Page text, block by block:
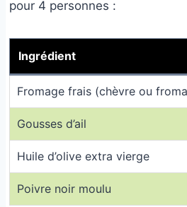
pour 4 personnes :
Ingrédient
Fromage frais (chèvre ou
Gousses d’ail
Huile d’olive extra vierge
Poivre noir moulu